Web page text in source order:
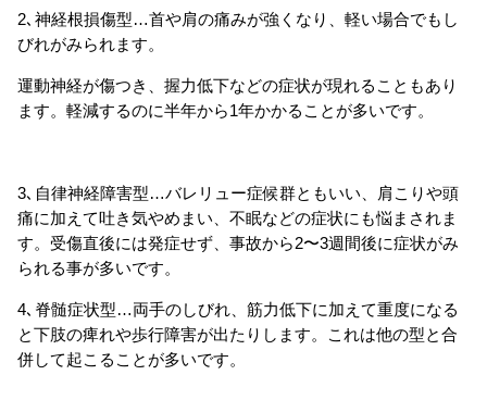
2､神経根損傷型…首や肩の痛みが強くなり、軽い場合でもし
びれがみられます。
運動神経が傷つき、握力低下などの症状が現れることもあり
ます。軽減するのに半年から1年かかることが多いです。
3､自律神経障害型…バレリュー症候群ともいい、肩こりや頭
痛に加えて吐き気やめまい、不眠などの症状にも悩まされま
す。受傷直後には発症せず、事故から2〜3週間後に症状がみ
られる事が多いです。
4､脊髄症状型…両手のしびれ、筋力低下に加えて重度になる
と下肢の痺れや歩行障害が出たりします。これは他の型と合
併して起こることが多いです。